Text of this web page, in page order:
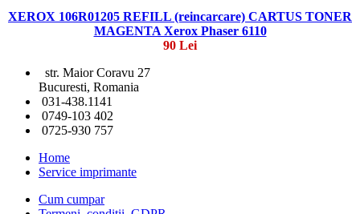
XEROX 106R01205 REFILL (reincarcare) CARTUS TONER
MAGENTA Xerox Phaser 6110
90 Lei
str. Maior Coravu 27
Bucuresti, Romania
031-438.1141
0749-103 402
0725-930 757
Home
Service imprimante
Cum cumpar